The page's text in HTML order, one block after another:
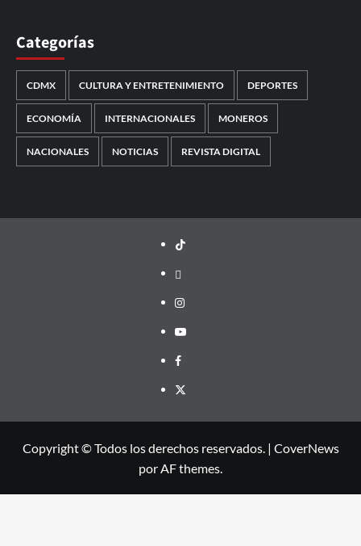
Categorías
CDMX CULTURA Y ENTRETENIMIENTO DEPORTES
ECONOMÍA INTERNACIONALES MONEROS
NACIONALES NOTICIAS REVISTA DIGITAL
TikTok
threads
Instagram
Youtube
Facebook
X
Copyright © Todos los derechos reservados. | CoverNews
por AF themes.